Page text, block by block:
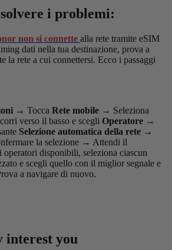
i problemi:
non si connette alla rete tramite eSIM
dati nella tua destinazione, prova a
la rete a cui connettersi. Ecco i passaggi
→ Tocca Rete mobile → Seleziona
verso il basso e scegli Operatore →
Selezione automatica della rete →
la selezione → Attendi il
operatori disponibili, seleziona ciascun
e scegli quello con il miglior segnale e
a navigare di nuovo.
interest you